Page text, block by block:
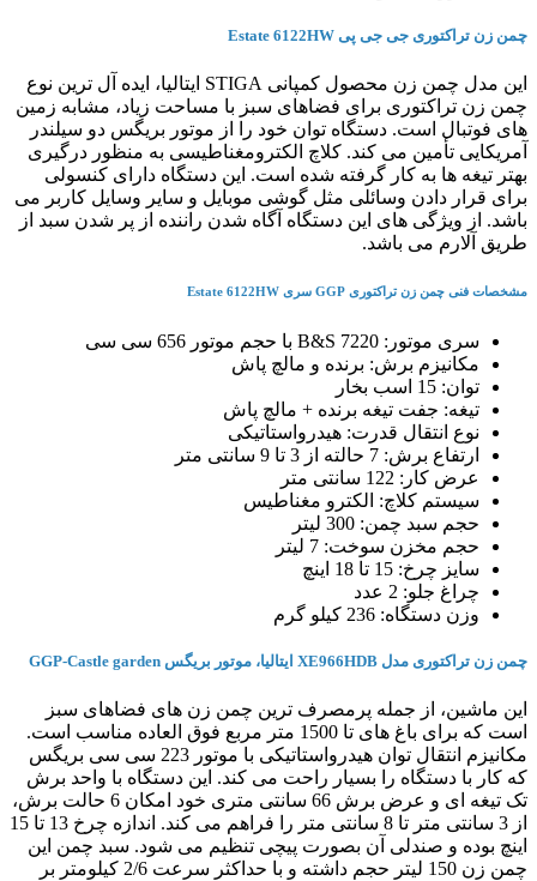
چمن زن تراکتوری جی جی پی Estate 6122HW
این مدل چمن زن محصول کمپانی STIGA ایتالیا، ایده آل ترین نوع
چمن زن تراکتوری برای فضاهای سبز با مساحت زیاد، مشابه زمین
های فوتبال است. دستگاه توان خود را از موتور بریگس دو سیلندر
آمریکایی تأمین می کند. کلاچ الکترومغناطیسی به منظور درگیری
بهتر تیغه ها به کار گرفته شده است. این دستگاه دارای کنسولی
برای قرار دادن وسائلی مثل گوشی موبایل و سایر وسایل کاربر می
باشد. از ویژگی های این دستگاه آگاه شدن راننده از پر شدن سبد از
طریق آلارم می باشد.
مشخصات فنی چمن زن تراکتوری GGP سری Estate 6122HW
سری موتور: B&S 7220 با حجم موتور 656 سی سی
مکانیزم برش: برنده و مالچ پاش
توان: 15 اسب بخار
تیغه: جفت تیغه برنده + مالچ پاش
نوع انتقال قدرت: هیدرواستاتیکی
ارتفاع برش: 7 حالته از 3 تا 9 سانتی متر
عرض کار: 122 سانتی متر
سیستم کلاچ: الکترو مغناطیس
حجم سبد چمن: 300 لیتر
حجم مخزن سوخت: 7 لیتر
سایز چرخ: 15 تا 18 اینچ
چراغ جلو: 2 عدد
وزن دستگاه: 236 کیلو گرم
چمن زن تراکتوری مدل XE966HDB ایتالیا، موتور بریگس GGP-Castle garden
این ماشین، از جمله پرمصرف ترین چمن زن های فضاهای سبز
است که برای باغ های تا 1500 متر مربع فوق العاده مناسب است.
مکانیزم انتقال توان هیدرواستاتیکی با موتور 223 سی سی بریگس
که کار با دستگاه را بسیار راحت می کند. این دستگاه با واحد برش
تک تیغه ای و عرض برش 66 سانتی متری خود امکان 6 حالت برش،
از 3 سانتی متر تا 8 سانتی متر را فراهم می کند. اندازه چرخ 13 تا 15
اینچ بوده و صندلی آن بصورت پیچی تنظیم می شود. سبد چمن این
چمن زن 150 لیتر حجم داشته و با حداکثر سرعت 2/6 کیلومتر بر